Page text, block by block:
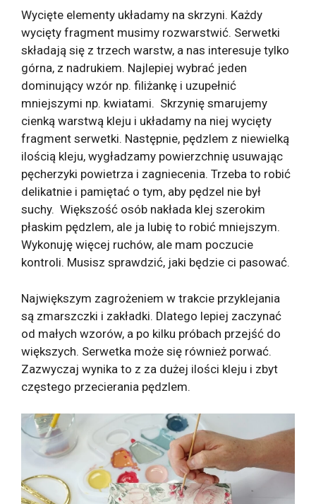
Wycięte elementy układamy na skrzyni. Każdy
wycięty fragment musimy rozwarstwić. Serwetki
składają się z trzech warstw, a nas interesuje tylko
górna, z nadrukiem. Najlepiej wybrać jeden
dominujący wzór np. filiżankę i uzupełnić
mniejszymi np. kwiatami. Skrzynię smarujemy
cienką warstwą kleju i układamy na niej wycięty
fragment serwetki. Następnie, pędzlem z niewielką
ilością kleju, wygładzamy powierzchnię usuwając
pęcherzyki powietrza i zagniecenia. Trzeba to robić
delikatnie i pamiętać o tym, aby pędzel nie był
suchy. Większość osób nakłada klej szerokim
płaskim pędzlem, ale ja lubię to robić mniejszym.
Wykonuję więcej ruchów, ale mam poczucie
kontroli. Musisz sprawdzić, jaki będzie ci pasować.
Największym zagrożeniem w trakcie przyklejania
są zmarszczki i zakładki. Dlatego lepiej zaczynać
od małych wzorów, a po kilku próbach przejść do
większych. Serwetka może się również porwać.
Zazwyczaj wynika to z za dużej ilości kleju i zbyt
częstego przecierania pędzlem.